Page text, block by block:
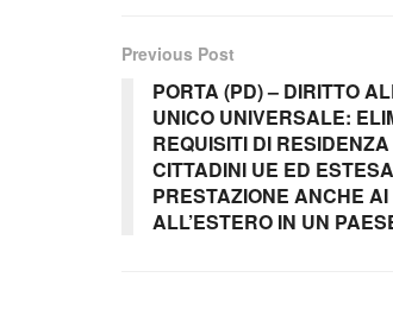
Previous Post
PORTA (PD) – DIRITTO
UNICO UNIVERSALE:
REQUISITI DI
CITTADINI UE ED
PRESTAZIONE ANCHE AI
ALL’ESTERO IN UN